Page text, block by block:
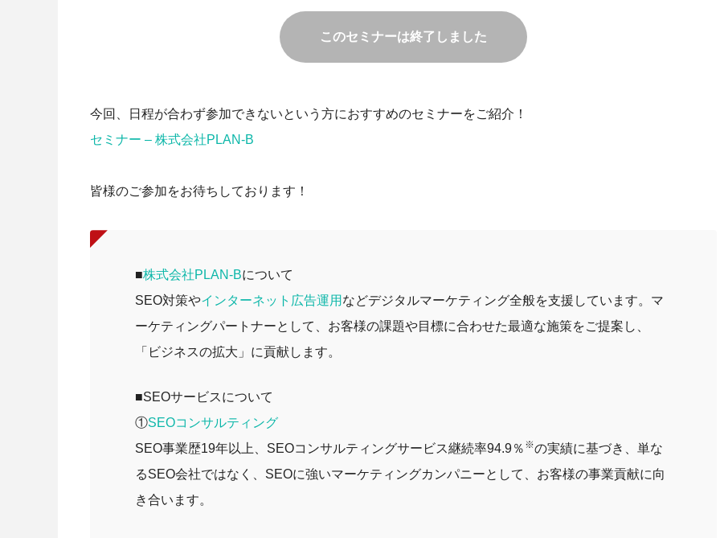
このセミナーは終了しました
今回、日程が合わず参加できないという方におすすめのセミナーをご紹介！
セミナー – 株式会社PLAN-B
皆様のご参加をお待ちしております！
■株式会社PLAN-Bについて
SEO対策やインターネット広告運用 などデジタルマーケティング全般を支援しています。マ
ーケティングパートナーとして、お客様の課題や目標に合わせた最適な施策をご提案し、
「ビジネスの拡大」に貢献します。
■SEOサービスについて
①SEOコンサルティング
SEO事業歴19年以上、SEOコンサルティングサービス継続率94.9％ ※の実績に基づき、単な
るSEO会社ではなく、SEOに強いマーケティングカンパニーとして、お客様の事業貢献に向
き合います。